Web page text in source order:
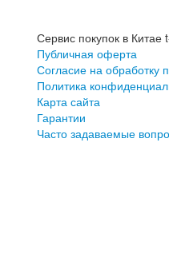
Сервис покупок в
Публичная оферта
Согласие на обработку
Политика
Карта сайта
Гарантии
Часто задаваемые